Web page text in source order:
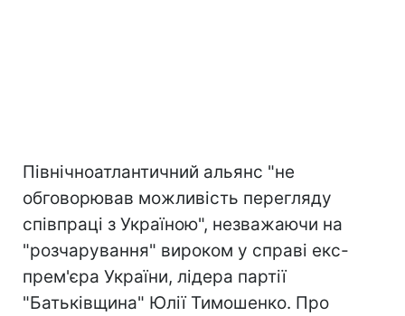
Північноатлантичний альянс "не
обговорював можливість перегляду
співпраці з Україною", незважаючи на
"розчарування" вироком у справі екс-
прем'єра України, лідера партії
"Батьківщина" Юлії Тимошенко. Про